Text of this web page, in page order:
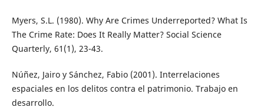
Myers, S.L. (1980). Why Are Crimes Underreported? What Is
The Crime Rate: Does It Really Matter? Social Science
Quarterly, 61(1), 23-43.
Núñez, Jairo y Sánchez, Fabio (2001). Interrelaciones
espaciales en los delitos contra el patrimonio. Trabajo en
desarrollo.